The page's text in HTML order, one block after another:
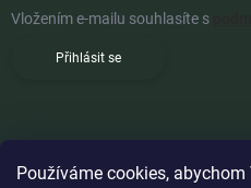
Používáme cookies,
Vložením e-mailu souhlasíte s
Přihlásit se